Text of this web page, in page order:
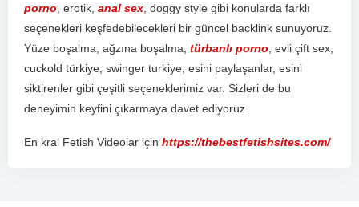
porno erotik anal sex doggy style gibi konularda farklı
seçenekleri keşfedebilecekleri bir güncel backlink sunuyoruz
Yüze boşalma ağzına boşalma türbanlı porno evli çift sex
cuckold türkiye swinger turkiye esini paylaşanlar, esini
siktirenler gibi çeşitli seçeneklerimiz var. Sizleri de bu
deneyimin keyfini çıkarmaya davet ediyoruz
En kral Fetish Videolar için https://thebestfetishsites.com/